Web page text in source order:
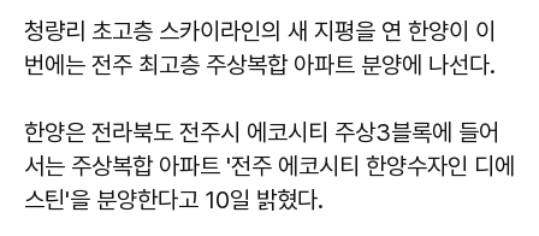
청량리 초고층 스카이라인의 새 지평을 연 한양이 이
번에는 전주 최고층 주상복합 아파트 분양에 나선다.
한양은 전라북도 전주시 에코시티 주상3블록에 들어
서는 주상복합 아파트 '전주 에코시티 한양수자인 디에
스틴'을 분양한다고 10일 밝혔다.